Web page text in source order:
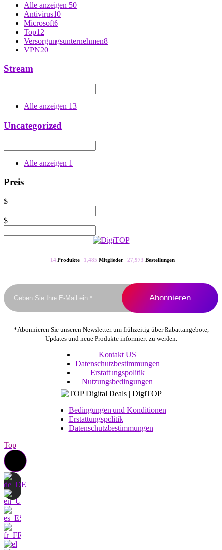
Alle anzeigen 50
Antivirus10
Microsoft6
Top12
Versorgungsunternehmen8
VPN20
Stream
Alle anzeigen 13
Uncategorized
Alle anzeigen 1
Preis
$
$
14 Produkte 1,485 Mitglieder 27,973 Bestellungen
*Abonnieren Sie unseren Newsletter, um frühzeitig über Rabattangebote,
Updates und neue Produkte informiert zu werden.
Kontakt US
Datenschutzbestimmungen
Erstattungspolitik
Nutzungsbedingungen
Bedingungen und Konditionen
Erstattungspolitik
Datenschutzbestimmungen
Top